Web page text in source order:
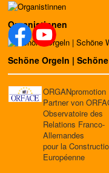
Organistinnen
Schöne Orgeln |
ORGANpromotion
Partner von
Observatoire des
Relations Franco-
Allemandes
pour la
Européenne